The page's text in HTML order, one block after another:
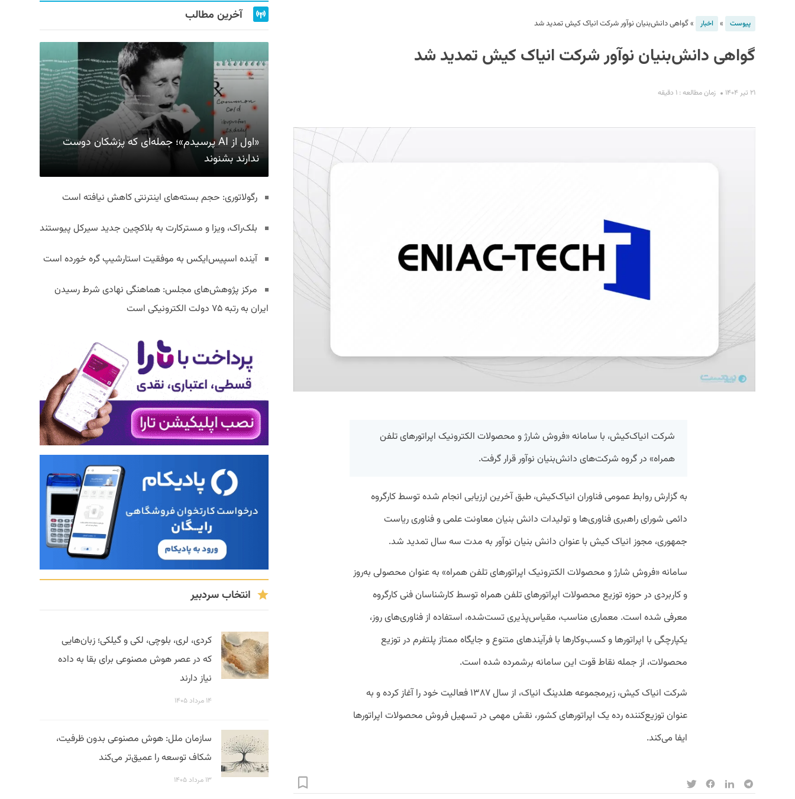
پیوست » اخبار »گواهی دانش‌بنیان نوآور شرکت انیاک کیش تمدید شد
گواهی دانش‌بنیان نوآور شرکت انیاک کیش تمدید شد
۲۱ تیر ۱۴۰۴ زمان مطالعه : ۱ دقیقه
شرکت انیاک‌کیش، با سامانه «فروش شارژ و محصولات الکترونیک اپراتورهای تلفن
همراه» در گروه شرکت‌های دانش‌بنیان نوآور قرار گرفت.
به گزارش روابط عمومی فناوران انیاک‌کیش، طبق آخرین ارزیابی انجام شده توسط کارگروه
دائمی شورای راهبری فناوری‌ها و تولیدات دانش بنیان معاونت علمی و فناوری ریاست
جمهوری، مجوز انیاک کیش با عنوان دانش بنیان نوآور به مدت سه سال تمدید شد.
سامانه «فروش شارژ و محصولات الکترونیک اپراتورهای تلفن همراه» به عنوان محصولی به‌روز
و کاربردی در حوزه توزیع محصولات اپراتورهای تلفن همراه توسط کارشناسان فنی کارگروه
معرفی شده است. معماری مناسب، مقیاس‌پذیری تست‌شده، استفاده از فناوری‌های روز،
یکپارچگی با اپراتورها و کسب‌وکارها با فرآیندهای متنوع و جایگاه ممتاز پلتفرم در توزیع
محصولات، از جمله نقاط قوت این سامانه برشمرده شده است.
شرکت انیاک کیش، زیرمجموعه هلدینگ انیاک، از سال ۱۳۸۷ فعالیت خود را آغاز کرده و به
عنوان توزیع‌کننده رده یک اپراتورهای کشور، نقش مهمی در تسهیل فروش محصولات اپراتورها
ایفا می‌کند.
آخرین مطالب
«اول از AI پرسیدم»؛ جمله‌ای که پزشکان دوست
ندارند بشنوند
رگولاتوری: حجم بسته‌های اینترنتی کاهش نیافته است
بلک‌راک، ویزا و مسترکارت به بلاکچین جدید سیرکل پیوستند
آینده اسپیس‌ایکس به موفقیت استارشیپ گره خورده است
مرکز پژوهش‌های مجلس: هماهنگی نهادی شرط رسیدن
ایران به رتبه ۷۵ دولت الکترونیکی است
انتخاب سردبیر
کردی، لری، بلوچی، لکی و گیلکی؛ زبان‌هایی
که در عصر هوش مصنوعی برای بقا به داده
نیاز دارند
۱۴ مرداد ۱۴۰۵
سازمان ملل: هوش مصنوعی بدون ظرفیت،
شکاف توسعه را عمیق‌تر می‌کند
۱۳ مرداد ۱۴۰۵